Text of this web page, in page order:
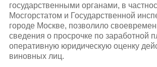
государственными органами, в
Мосгорстатом и Государственной
городе Москве, позволило
сведения о просрочке по заработной
оперативную юридическую оценку
виновных лиц.